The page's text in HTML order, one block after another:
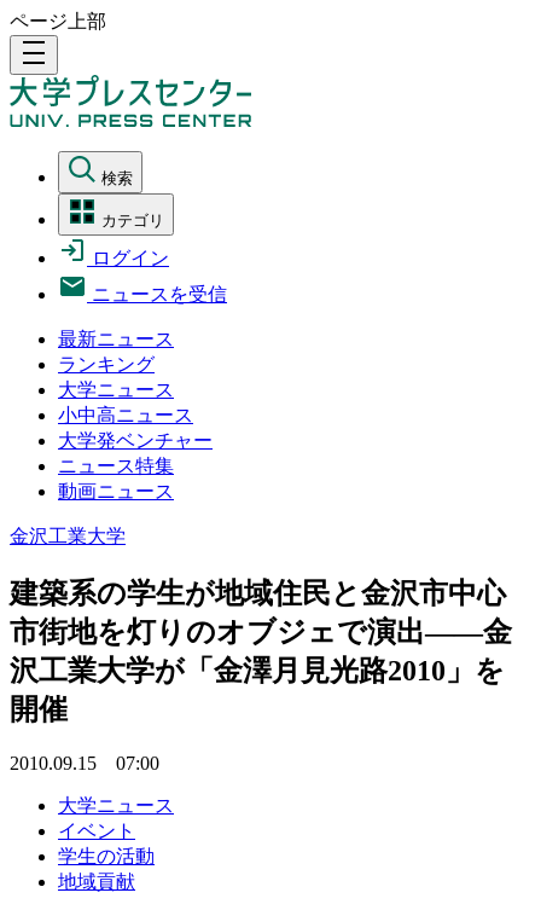
ページ上部
density_medium
検索
カテゴリ
ログイン
ニュースを受信
最新ニュース
ランキング
大学ニュース
小中高ニュース
大学発ベンチャー
ニュース特集
動画ニュース
金沢工業大学
建築系の学生が地域住民と金沢市中心
市街地を灯りのオブジェで演出――金
沢工業大学が「金澤月見光路2010」を
開催
2010.09.15 07:00
大学ニュース
イベント
学生の活動
地域貢献